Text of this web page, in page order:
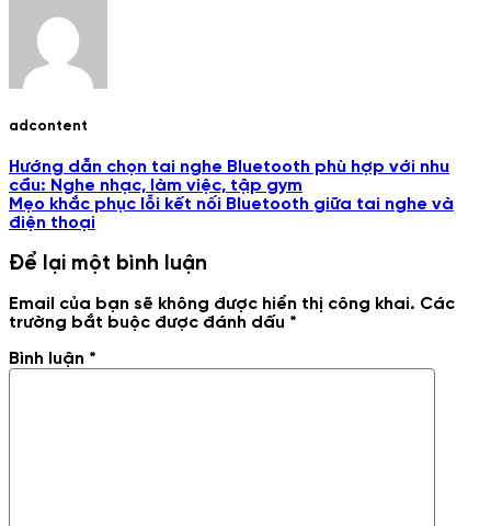
adcontent
Hướng dẫn chọn tai nghe Bluetooth phù hợp với nhu
cầu: Nghe nhạc, làm việc, tập gym
Mẹo khắc phục lỗi kết nối Bluetooth giữa tai nghe và
điện thoại
Để lại một bình luận
Email của bạn sẽ không được hiển thị công khai. Các
trường bắt buộc được đánh dấu *
Bình luận *